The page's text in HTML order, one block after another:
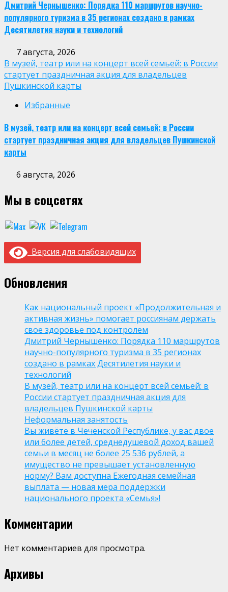
Дмитрий Чернышенко: Порядка 110 маршрутов научно-
популярного туризма в 35 регионах создано в рамках
Десятилетия науки и технологий
7 августа, 2026
В музей, театр или на концерт всей семьей: в России
стартует праздничная акция для владельцев
Пушкинской карты
Избранные
В музей, театр или на концерт всей семьей: в России
стартует праздничная акция для владельцев Пушкинской
карты
6 августа, 2026
Мы в соцсетях
Версия для слабовидящих
Обновления
Как национальный проект «Продолжительная и
активная жизнь» помогает россиянам держать
свое здоровье под контролем
Дмитрий Чернышенко: Порядка 110 маршрутов
научно-популярного туризма в 35 регионах
создано в рамках Десятилетия науки и
технологий
В музей, театр или на концерт всей семьей: в
России стартует праздничная акция для
владельцев Пушкинской карты
Неформальная занятость
Вы живёте в Чеченской Республике, у вас двое
или более детей, среднедушевой доход вашей
семьи в месяц не более 25 536 рублей, а
имущество не превышает установленную
норму? Вам доступна Ежегодная семейная
выплата — новая мера поддержки
национального проекта «Семья»!
Комментарии
Нет комментариев для просмотра.
Архивы